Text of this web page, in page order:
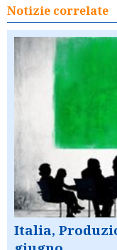
Notizie correlate
Italia,